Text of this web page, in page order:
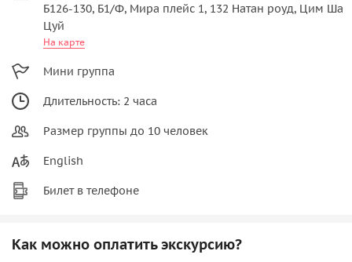
Б126-130, Б1/Ф, Мира плейс 1, 132 Натан роуд, Цим Ша
Цуй
На карте
Мини группа
Длительность: 2 часа
Размер группы до 10 человек
English
Билет в телефоне
Как можно оплатить экскурсию?